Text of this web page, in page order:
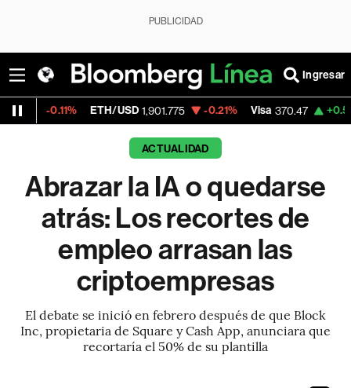
PUBLICIDAD
Ingresar
ETH/USD 1,901.775 -0.21% Visa 370.47 +0.52%
ACTUALIDAD
Abrazar la IA o quedarse
atrás: Los recortes de
empleo arrasan las
criptoempresas
El debate se inició en febrero después de que Block
Inc, propietaria de Square y Cash App, anunciara que
recortaría el 50% de su plantilla